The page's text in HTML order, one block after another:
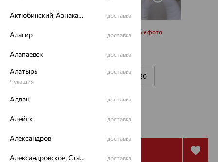
Запросить дополнительные фото
Размеры:
18 19.5 20
Калькулятор размера
от 37 663 104 620
Актюбинский, Азнакаевский район доставка
Алагир доставка
Алапаевск доставка
Алатырь
Чувашия
доставка
Алдан доставка
Алейск доставка
Александров доставка
Александровское, Ставропольский край доставка